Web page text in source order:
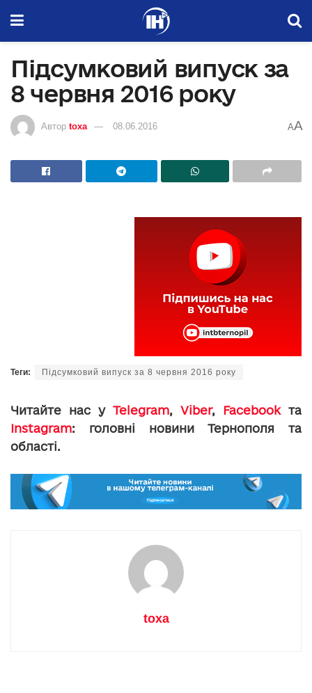
Підсумковий випуск за
8 червня 2016 року
Автор toxa 08.06.2016 AA
Теги: Підсумковий випуск за 8 червня 2016 року
Читайте нас у Telegram, Viber, Facebookта
Instagram: головні новини Тернополя та
області.
toxa